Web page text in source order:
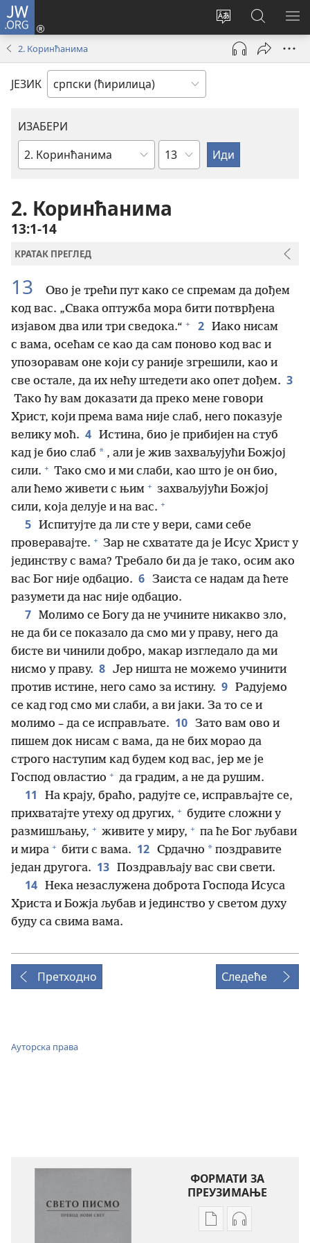
JW.ORG
Промени
језик
сајта
Пријава
(отвара
прозор)
Претрага
сајта
JW.ORG
2. Коринћанима
ЈЕЗИК
ИЗАБЕРИ
Библијска
Поглавље
2. Коринћанима
13:1-14
КРАТАК ПРЕГЛЕД
13
Ово је трећи пут како се спремам да дођем
код вас. „Свака оптужба мора бити потврђена
изјавом два или три сведока.“ + 2 Иако нисам
с вама, осећам се као да сам поново код вас и
упозоравам оне који су раније згрешили, као и
све остале, да их нећу штедети ако опет дођем. 3
Тако ћу вам доказати да преко мене говори
Христ, који према вама није слаб, него показује
велику моћ. 4 Истина, био је прибијен на стуб
кад је био слаб * , али је жив захваљујући Божјој
сили. + Тако смо и ми слаби, као што је он био,
али ћемо живети с њим + захваљујући Божјој
сили, која делује и на вас. +
5 Испитујте да ли сте у вери, сами себе
проверавајте. + Зар не схватате да је Исус Христ у
јединству с вама? Требало би да је тако, осим ако
вас Бог није одбацио. 6 Заиста се надам да ћете
разумети да нас није одбацио.
7 Молимо се Богу да не учините никакво зло,
не да би се показало да смо ми у праву, него да
бисте ви чинили добро, макар изгледало да ми
нисмо у праву. 8 Јер ништа не можемо учинити
против истине, него само за истину. 9 Радујемо
се кад год смо ми слаби, а ви јаки. За то се и
молимо – да се исправљате. 10 Зато вам ово и
пишем док нисам с вама, да не бих морао да
строго наступим кад будем код вас, јер ме је
Господ овластио + да градим, а не да рушим.
11
На крају, браћо, радујте се, исправљајте се,
прихватајте утеху од других, + будите сложни у
размишљању, + живите у миру, + па ће Бог љубави
и мира + бити с вама. 12 Срдачно * поздравите
један другога. 13 Поздрављају вас сви свети.
14 Нека незаслужена доброта Господа Исуса
Христа и Божја љубав и јединство у светом духу
буду са свима вама.
Претходно Следеће
Ауторска права
ФОРМАТИ ЗА
ПРЕУЗИМАЊЕ
ФорматиФормати